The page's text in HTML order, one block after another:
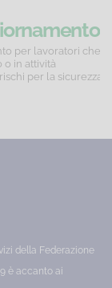
per lavoratori che
o in attività
per la sicurezza
della Federazione
è accanto ai